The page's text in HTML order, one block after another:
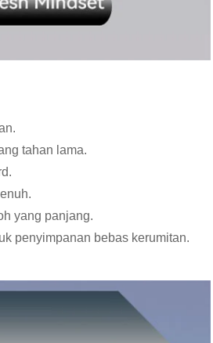
tahan lama.
yang panjang.
penyimpanan bebas kerumitan.